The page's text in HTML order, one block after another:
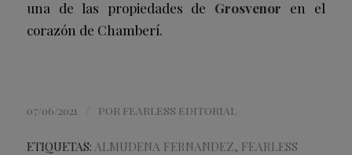
una de las propiedades de Grosvenor en el
corazón de Chamberí.
07/06/2021 POR FEARLESS EDITORIAL
ETIQUETAS: ALMUDENA FERNANDEZ, FEARLESS